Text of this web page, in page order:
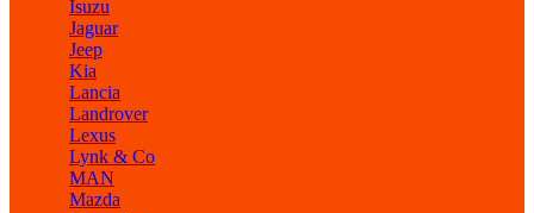
Isuzu
Jaguar
Jeep
Kia
Lancia
Landrover
Lexus
Lynk & Co
MAN
Mazda